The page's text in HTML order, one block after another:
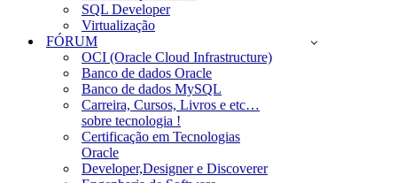
SQL Developer
Virtualização
FÓRUM
OCI (Oracle Cloud Infrastructure)
Banco de dados Oracle
Banco de dados MySQL
Carreira, Cursos, Livros e etc…
sobre tecnologia !
Certificação em Tecnologias
Oracle
Developer,Designer e Discoverer